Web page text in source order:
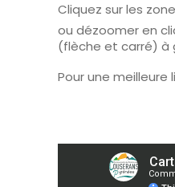
Cliquez sur les
ou dézoomer en
(flèche et carré) à
Pour une